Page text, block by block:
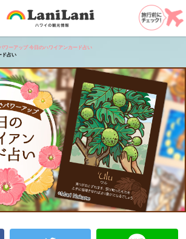
ワーアップ 今日のハワイアンカード占い
ド占い